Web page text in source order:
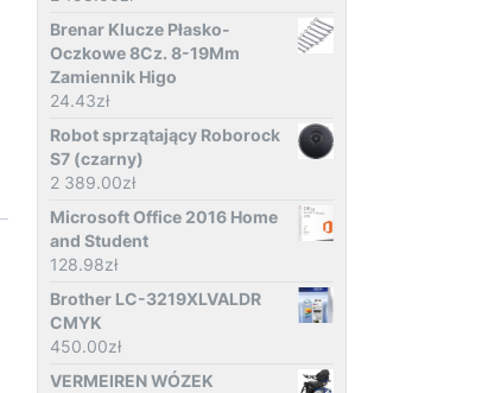
Brenar Klucze Płasko-
Oczkowe 8Cz. 8-19Mm
Zamiennik Higo
24.43zł
Robot sprzątający Roborock
S7 (czarny)
2 389.00zł
Microsoft Office 2016 Home
and Student
128.98zł
Brother LC-3219XLVALDR
CMYK
450.00zł
VERMEIREN WÓZEK